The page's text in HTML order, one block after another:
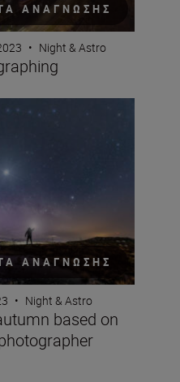
ΑΝΆΓΝΩΣΗΣ
• Night & Astro
ΑΝΆΓΝΩΣΗΣ
based on the stars with
• Night & Astro
based on